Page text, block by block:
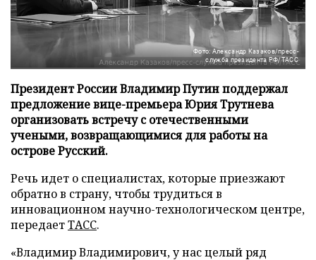
Фото: Александр Казаков/пресс-
служба президента РФ/ТАСС
Президент России Владимир Путин поддержал
предложение вице-премьера Юрия Трутнева
организовать встречу с отечественными
учеными, возвращающимися для работы на
острове Русский.
Речь идет о специалистах, которые приезжают
обратно в страну, чтобы трудиться в
инновационном научно-технологическом центре,
передаетТАСС.
«Владимир Владимирович, у нас целый ряд